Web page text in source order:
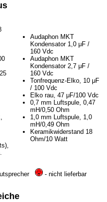
Audaphon MKT
Kondensator 1,0 μF /
160 Vdc
Audaphon MKT
Kondensator 2,7 μF /
160 Vdc
Tonfrequenz-Elko, 10 μF
/ 100 Vdc
Elko rau, 47 μF/100 Vdc
0,7 mm Luftspule, 0,47
mH/0,50 Ohm
1,0 mm Luftspule, 1,0
mH/0,49 Ohm
Keramikwiderstand 18
Ohm/10 Watt
- nicht lieferbar